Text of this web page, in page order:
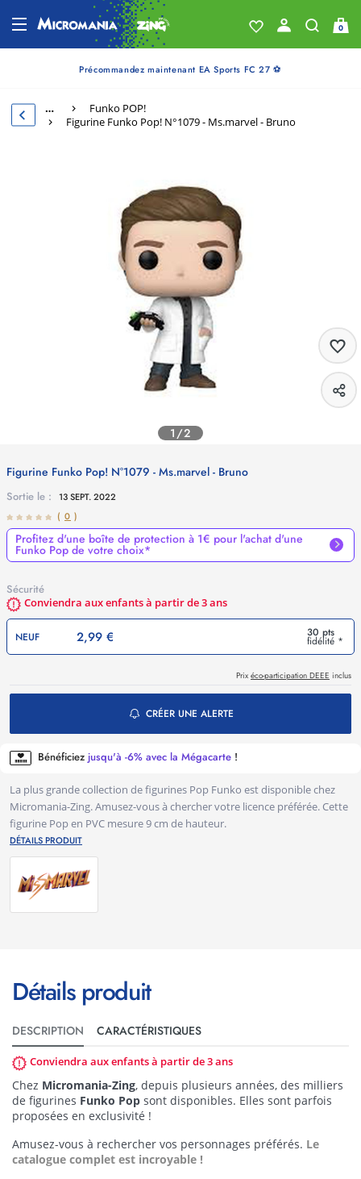
0
Précommandez maintenant EA Sports FC 27 ⚽
…
Funko POP!
Figurine Funko Pop! N°1079 - Ms.marvel - Bruno
1/2
Figurine Funko Pop! N°1079 - Ms.marvel - Bruno
Sortie le :
13 SEPT. 2022
( 0 )
Profitez d'une boîte de protection à 1€ pour l'achat d'une
Funko Pop de votre choix*
Sécurité
Conviendra aux enfants à partir de 3 ans
NEUF 2,99 € 30 pts
fidélité *
Prix éco-participation DEEE inclus
CRÉER UNE ALERTE
Bénéficiez jusqu'à -6% avec la Mégacarte !
La plus grande collection de figurines Pop Funko est disponible chez
Micromania-Zing. Amusez-vous à chercher votre licence préférée. Cette
figurine Pop en PVC mesure 9 cm de hauteur.
DÉTAILS PRODUIT
Détails produit
DESCRIPTION CARACTÉRISTIQUES
Conviendra aux enfants à partir de 3 ans
Chez Micromania-Zing, depuis plusieurs années, des milliers
de figurines Funko Pop sont disponibles. Elles sont parfois
proposées en exclusivité !
Amusez-vous à rechercher vos personnages préférés. Le
catalogue complet est incroyable !